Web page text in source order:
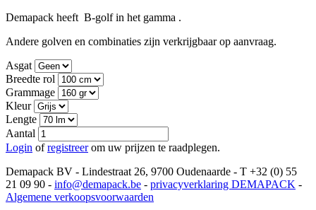
Demapack heeft B-golf in het gamma .
Andere golven en combinaties zijn verkrijgbaar op aanvraag.
Asgat
Breedte rol
Grammage
Kleur
Lengte
Aantal
Login ofregistreerom uw prijzen te raadplegen.
Demapack BV - Lindestraat 26, 9700 Oudenaarde - T +32 (0) 55
21 09 90 - info@demapack.be - privacyverklaring DEMAPACK -
Algemene verkoopsvoorwaarden